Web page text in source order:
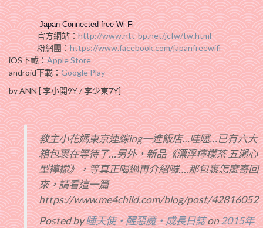
Japan Connected free Wi-Fi
官方網站：http://www.ntt-bp.net/jcfw/tw.html
粉網團：https://www.facebook.com/japanfreewifi
iOS下載：Apple Store
android下載：Google Play
by ANN [ 李小開9Y / 李少東7Y]
教主小花媽東京連線ing一進飯店…哇噻…已有六大
箱包裹在等待了…另外，新品《漂浮檸檬茶 五瀨心
型檸檬》，等真正喝過再介紹囉….那包裹怎麼寄回
來，請看這一篇
https://www.me4child.com/blog/post/42816052
Posted by睡天使‧醒惡魔‧成長日誌on2015年